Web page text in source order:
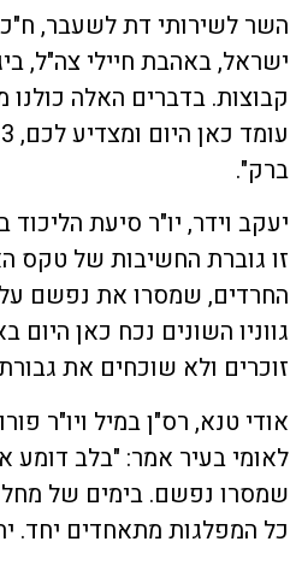
השר לשירותי דת לשעבר,
ישראל, באהבת חיילי צה"ל,
קבוצות. בדברים האלה
ברק".
יעקב וידר, יו"ר סיעת
זו גוברת החשיבות של טקס
החרדים, שמסרו את נפשם
גווניו השונים נכח כאן
זוכרים ולא שוכחים את
אודי טנא, רס"ן במיל ויו"ר
לאומי בעיר אמר: "בלב דומע
שמסרו נפשם. בימים של
כל המפלגות מתאחדים יחד.